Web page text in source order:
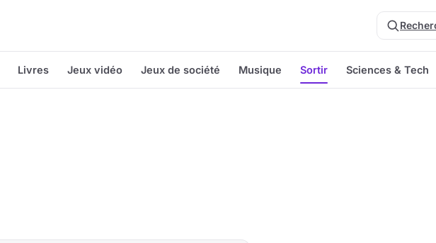
Livres Jeux vidéo Jeux de société Musique Sortir Sciences & Tech